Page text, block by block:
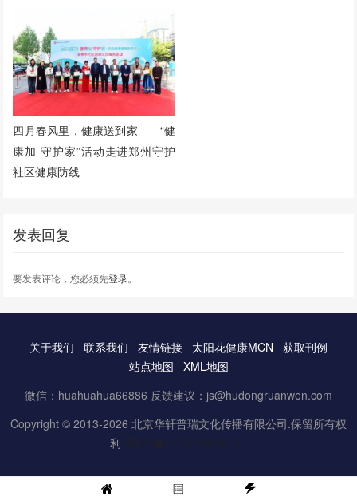
四月春风里，健康送到家——“健
康加 守护家”活动走进郑州守护
社区健康防线
发表回复
要发表评论，您必须先登录。
关于我们 联系我们 友情链接 太阳花健康MCN
获取刊例
站点地图
XML地图
微信：huahuahua66886 反馈建议：js@hudongruanwen.com
Copyright © 2013-2026 北京华轩普瑞文化传播有限公司.保留所有权
利 京ICP备16061888号-3